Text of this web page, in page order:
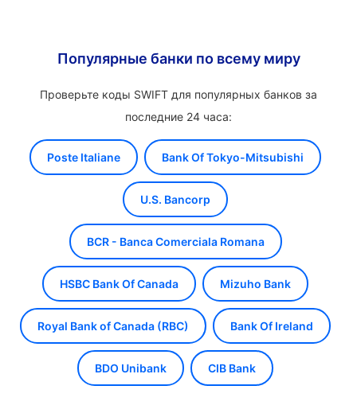
Популярные банки по всему миру
Проверьте коды SWIFT для популярных банков за
последние 24 часа:
Poste Italiane Bank Of Tokyo-Mitsubishi
U.S. Bancorp
BCR - Banca Comerciala Romana
HSBC Bank Of Canada Mizuho Bank
Royal Bank of Canada (RBC) Bank Of Ireland
BDO Unibank CIB Bank